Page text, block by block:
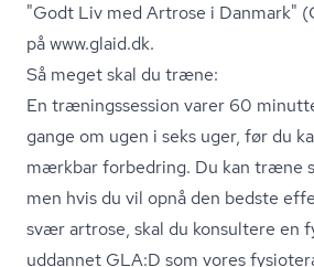
"Godt Liv med Artrose i Danmark"
på www.glaid.dk.
Så meget skal du træne:
En træ­nings­ses­sion varer 60
gange om ugen i seks uger, før du
mærkbar forbedring. Du kan træne
men hvis du vil opnå den bedste
svær artrose, skal du konsultere en
uddannet GLA:D som vores